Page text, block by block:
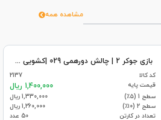
مشاهده همه
بازی جوکر 2 | چالش دورهمی 029 |کشویی (50)
کد کالا
2137
قیمت پایه
1,400,000 ریال
سطح 1 (۵٪)
1,330,000 ریال
سطح 2 (۱۰٪)
1,260,000 ریال
تعداد در کارتن
50 عدد